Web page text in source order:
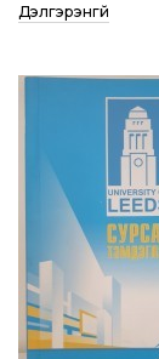
Дэлгэрэнгүй